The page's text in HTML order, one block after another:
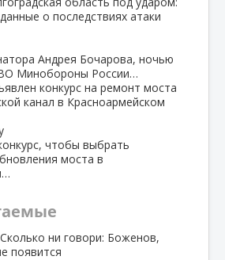
о последствиях атаки
Андрея Бочарова, ночью
Минобороны России…
конкурс на ремонт моста
канал в Красноармейском
чтобы выбрать
моста в
Сколько ни говори: Боженов,
появится